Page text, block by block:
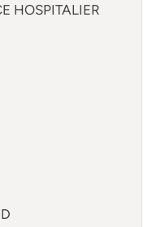
HOSPITALIER